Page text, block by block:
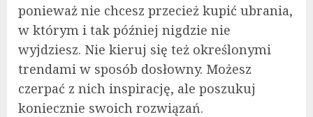
ponieważ nie chcesz przecież kupić ubrania,
w którym i tak później nigdzie nie
wyjdziesz. Nie kieruj się też określonymi
trendami w sposób dosłowny. Możesz
czerpać z nich inspirację, ale poszukuj
koniecznie swoich rozwiązań.